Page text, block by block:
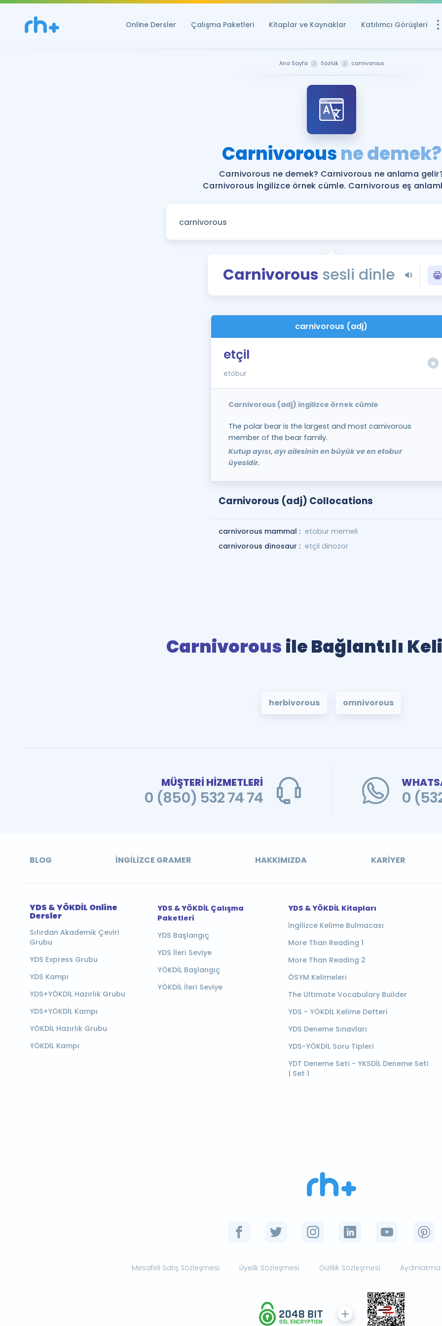
Online Dersler Çalışma Paketleri Kitaplar ve Kaynaklar Katılımcı Görüşleri
Ücretsiz
YDS ve YÖKDİL
YDS ve YÖKDİL'e
Tüm ÖSYM
Blog
YDS - YÖKDİL
İngilizce
Ana Sayfa Sözlük carnivorous
Carnivorousne demek?
Carnivorous ne demek? Carnivorous ne anlama
Carnivorous İngilizce örnek cümle. Carnivorous eş
Carnivorous sesli dinle
carnivorous (adj)
etçil
etobur
Carnivorous (adj) ingilizce örnek cümle
The polar bear is the largest and most carnivorous
member of the bear family.
Kutup ayısı, ayı ailesinin en büyük ve en etobur
üyesidir.
Carnivorous (adj) Collocations
carnivorous mammal : etobur memeli
carnivorous dinosaur : etçil dinozor
Carnivorous ile Bağlantılı
herbivorous omnivorous
MÜŞTERİ HİZMETLERİ
0 (850) 532 74 74 0
BLOG İNGILIZCE GRAMER HAKKIMIZDA KARIYER
YDS & YÖKDİL Online
Dersler
Sıfırdan Akademik Çeviri
Grubu
YDS Express Grubu
YDS Kampı
YDS+YÖKDİL Hazırlık Grubu
YDS+YÖKDİL Kampı
YÖKDİL Hazırlık Grubu
YÖKDİL Kampı
YDS & YÖKDİL Çalışma
Paketleri
YDS Başlangıç
YDS İleri Seviye
YÖKDİL Başlangıç
YÖKDİL İleri Seviye
YDS & YÖKDİL Kitapları
İngilizce Kelime Bulmacası
More Than Reading 1
More Than Reading 2
ÖSYM Kelimeleri
The Ultimate Vocabulary Builder
YDS - YÖKDİL Kelime Defteri
YDS Deneme Sınavları
YDS-YÖKDİL Soru Tipleri
YDT Deneme Seti - YKSDİL Deneme Seti
| Set 1
Mesafeli Satış Sözleşmesi Üyelik Sözleşmesi Gizlilik Sözleşmesi